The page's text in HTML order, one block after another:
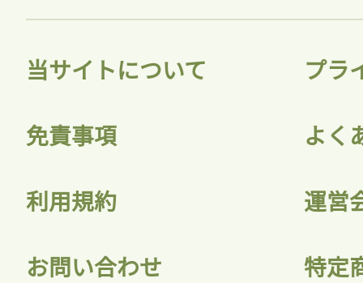
会員
当サイトについて プラ
免責事項 よく
利用規約 運営
お問い合わせ 特定